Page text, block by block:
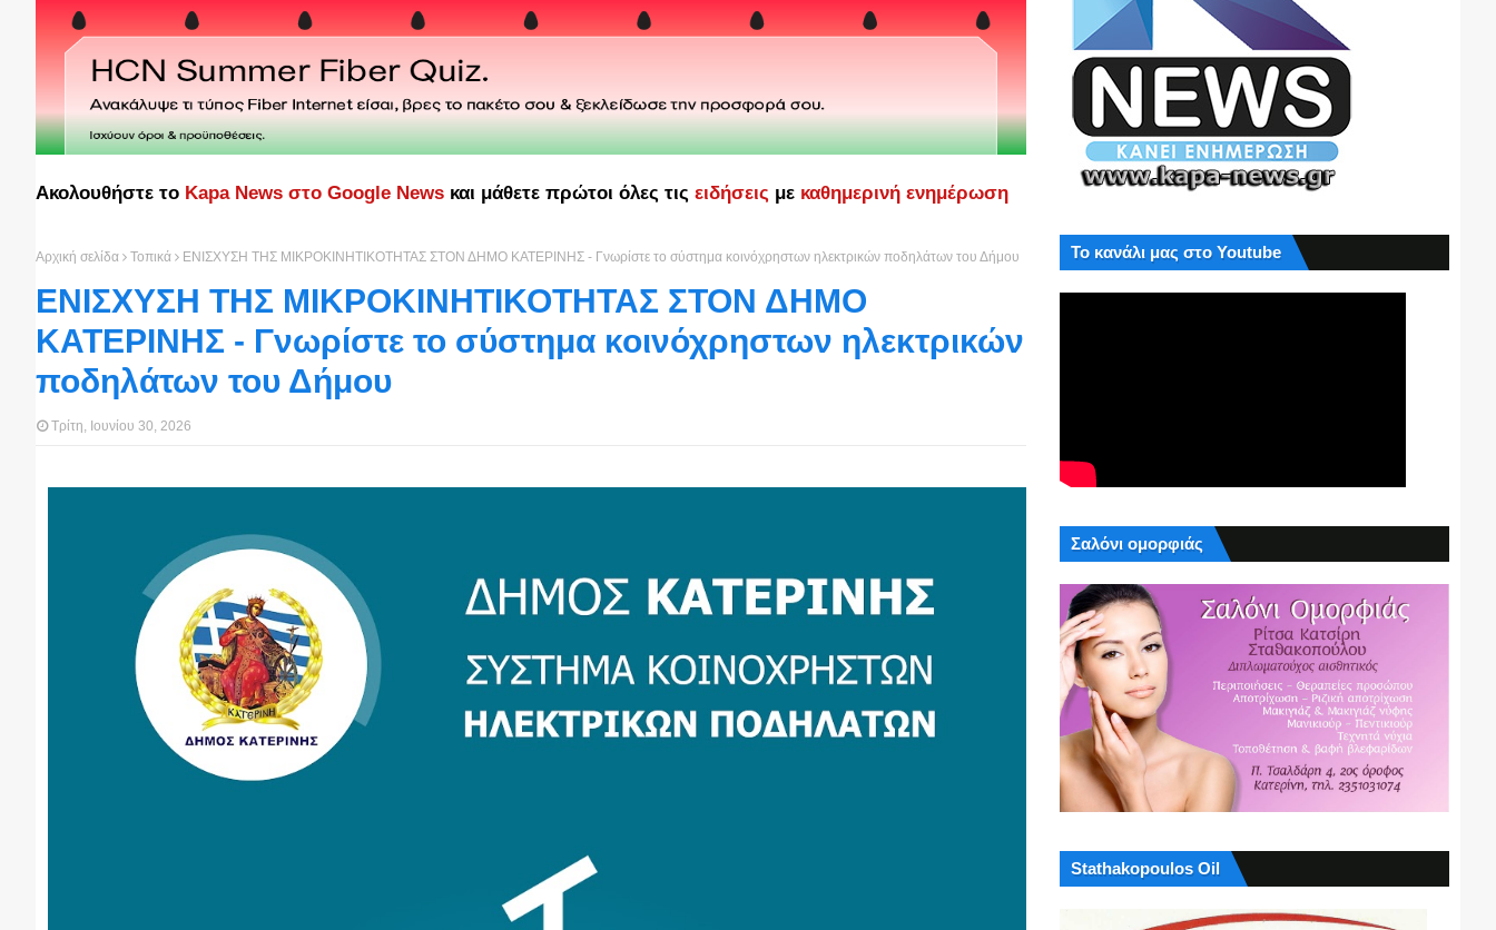
Ακολουθήστε το Kapa News στο Google News και μάθετε πρώτοι όλες τις ειδήσεις με καθημερινή ενημέρωση
Αρχική σελίδα Τοπικά ΕΝΙΣΧΥΣΗ ΤΗΣ ΜΙΚΡΟΚΙΝΗΤΙΚΟΤΗΤΑΣ ΣΤΟΝ ΔΗΜΟ ΚΑΤΕΡΙΝΗΣ - Γνωρίστε το σύστημα κοινόχρηστων ηλεκτρικών ποδηλάτων του Δήμου
ΕΝΙΣΧΥΣΗ ΤΗΣ ΜΙΚΡΟΚΙΝΗΤΙΚΟΤΗΤΑΣ ΣΤΟΝ ΔΗΜΟ
ΚΑΤΕΡΙΝΗΣ - Γνωρίστε το σύστημα κοινόχρηστων ηλεκτρικών
ποδηλάτων του Δήμου
Τρίτη, Ιουνίου 30, 2026
Το κανάλι μας στο Youtube
Σαλόνι ομορφιάς
Stathakopoulos Oil